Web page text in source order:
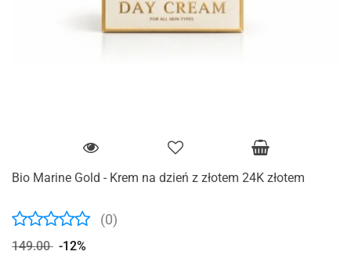
Bio Marine Gold - Krem na dzień z złotem 24K złotem
(0)
149.00 -12%